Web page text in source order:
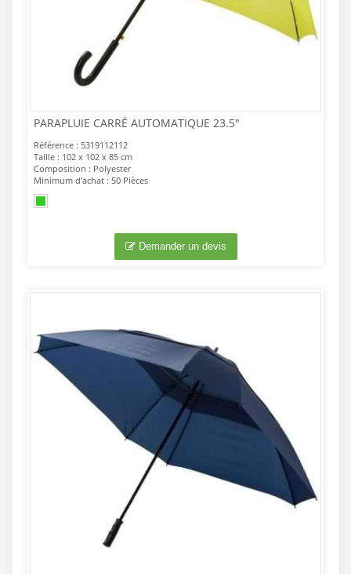
PARAPLUIE CARRÉ AUTOMATIQUE 23.5"
Référence : 5319112112
Taille : 102 x 102 x 85 cm
Composition : Polyester
Minimum d'achat : 50 Pièces
Demander un devis